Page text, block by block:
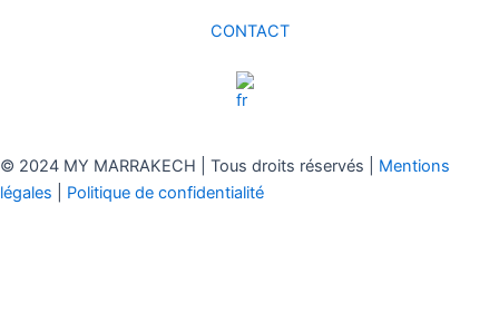
CONTACT
© 2024 MY MARRAKECH | Tous droits réservés | Mentions
légales
Politique de confidentialité